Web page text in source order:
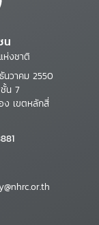
น
ห่งชาติ
นวาคม 2550
น 7
ง เขตหลักสี่